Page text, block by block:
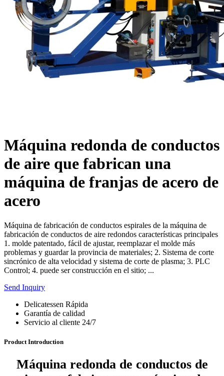
Máquina redonda de conductos
de aire que fabrican una
máquina de franjas de acero de
acero
Máquina de fabricación de conductos espirales de la máquina de
fabricación de conductos de aire redondos características principales
1. molde patentado, fácil de ajustar, reemplazar el molde más
problemas y guardar la provincia de materiales; 2. Sistema de corte
sincrónico de alta velocidad y sistema de corte de plasma; 3. PLC
Control; 4. puede ser construcción en el sitio; ...
Send Inquiry
Delicatessen Rápida
Garantía de calidad
Servicio al cliente 24/7
Product Introduction
Máquina redonda de conductos de